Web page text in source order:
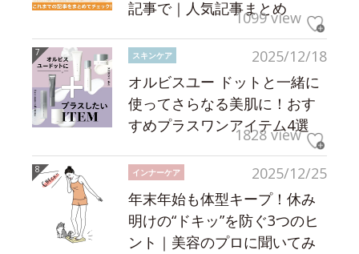
記事で｜人気記事まとめ
1099 view
2025/12/18
スキンケア
オルビスユー ドットと一緒に
使ってさらなる美肌に！おす
すめプラスワンアイテム4選
1828 view
2025/12/25
インナーケア
年末年始も体型キープ！休み
明けの“ドキッ”を防ぐ3つのヒ
ント｜美容のプロに聞いてみ